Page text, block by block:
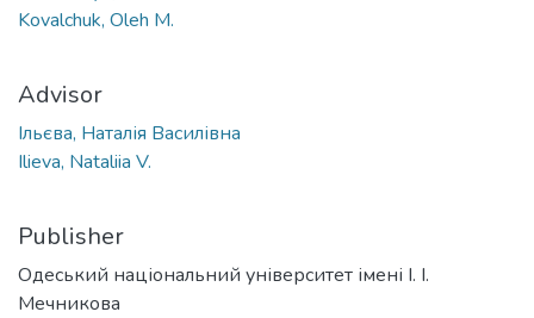
Kovalchuk, Oleh M.
Advisor
Ільєва, Наталія Василівна
Ilieva, Nataliia V.
Publisher
Одеський національний університет імені І. І.
Мечникова